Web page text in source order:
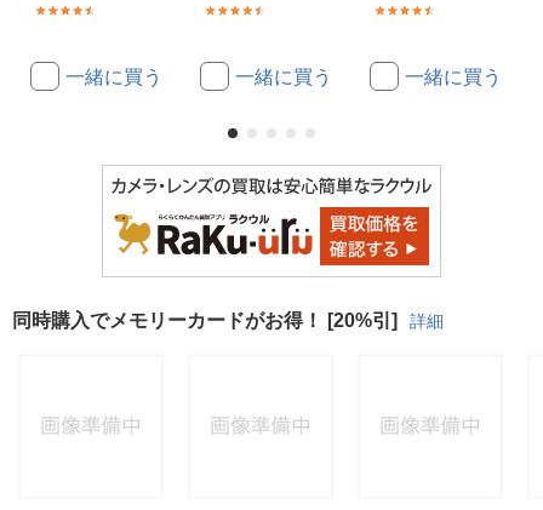
一緒に買う 一緒に買う 一緒に買う
同時購入でメモリーカードがお得！ [20%引] 詳細